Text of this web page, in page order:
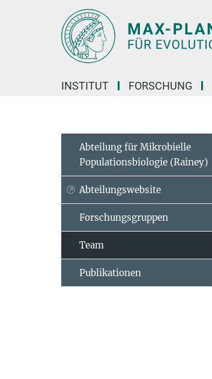
INSTITUT FORSCHUNG
Abteilung für Mikrobielle
Populationsbiologie (Rainey)
Abteilungswebsite
Forschungsgruppen
Team
Publikationen